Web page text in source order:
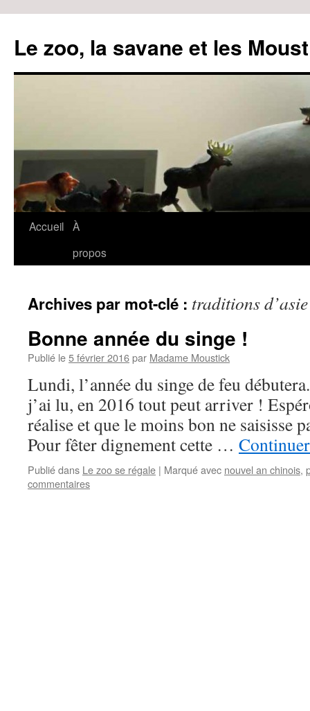
Le zoo, la savane et les
Aller
Accueil À
propos
Archives par mot-clé : traditions d’asie
Bonne année du singe !
Publié le5 février 2016par Madame Moustick
Lundi, l’année du singe de feu
j’ai lu, en 2016 tout peut arriver !
réalise et que le moins bon ne saisisse
Pour fêter dignement cette …
Publié dans Le zoo se régale | Marqué avec nouvel an chinois,
commentaires